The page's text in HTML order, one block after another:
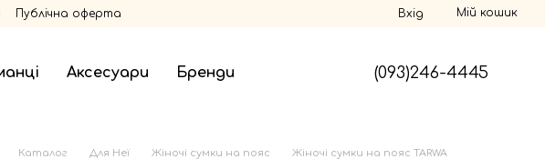
Публічна оферта Вхід Мій кошик
Аксесуари Бренди (093)246-4445
Каталог Для Неї Жіночі сумки на пояс Жіночі сумки на пояс TARWA